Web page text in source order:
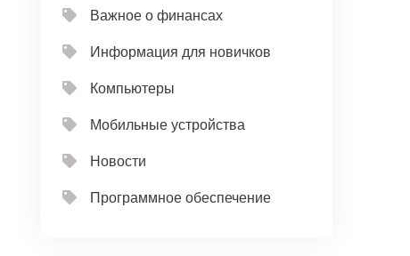
Важное о финансах
Информация для новичков
Компьютеры
Мобильные устройства
Новости
Программное обеспечение